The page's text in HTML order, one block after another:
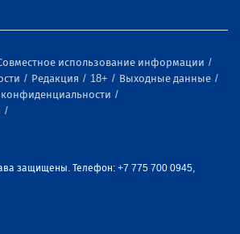
использование информации
Редакция 18+
Выходные данные
защищены. Телефон: +7 775 700 0945,